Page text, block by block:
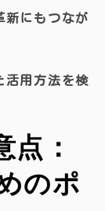
新にもつなが
活用方法を検
：
のポ